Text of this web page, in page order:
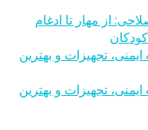
از مهار تا ادغام
تجهیزات و بهترین
تجهیزات و بهترین